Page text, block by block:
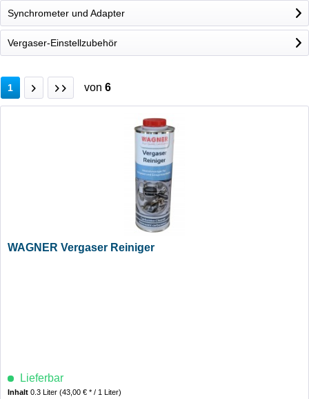
Synchrometer und Adapter
Vergaser-Einstellzubehör
1 von 6
WAGNER Vergaser Reiniger
Lieferbar
Inhalt0.3 Liter(43,00 € * / 1 Liter)